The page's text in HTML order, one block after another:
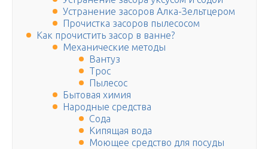
Устранение засоров Алка-Зельтцером
Прочистка засоров пылесосом
Как прочистить засор в ванне?
Механические методы
Вантуз
Трос
Пылесос
Бытовая химия
Народные средства
Сода
Кипящая вода
Моющее средство для посуды